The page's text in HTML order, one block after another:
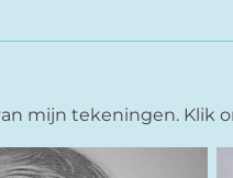
mijn tekeningen. Klik